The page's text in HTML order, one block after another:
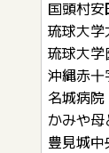
国頭村
琉球大
琉球大
沖縄赤
名城病
かみや
豊見城